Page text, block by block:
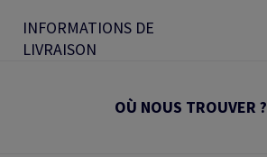
INFORMATIONS DE
LIVRAISON
OÙ NOUS TROUVER ?